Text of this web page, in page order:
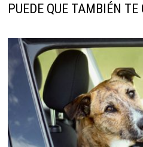
PUEDE QUE TAMBIÉN TE